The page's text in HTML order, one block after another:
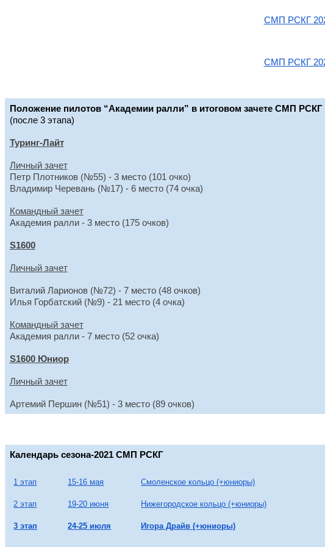
СМП РСКГ
СМП РСКГ
Положение пилотов “Академии ралли” в итоговом зачете СМП РСКГ
(после 3 этапа)
Туринг-Лайт
Личный зачет
Петр Плотников (№55) - 3 место (101 очко)
Владимир Черевань (№17) - 6 место (74 очка)
Командный зачет
Академия ралли - 3 место (175 очков)
S1600
Личный зачет
Виталий Ларионов (№72) - 7 место (48 очков)
Илья Горбатский (№9) - 21 место (4 очка)
Командный зачет
Академия ралли - 7 место (52 очка)
S1600 Юниор
Личный зачет
Артемий Першин (№51) - 3 место (89 очков)
Календарь сезона-2021 СМП РСКГ
1 этап 15-16 мая Смоленское кольцо (+юниоры)
2 этап 19-20 июня Нижегородское кольцо (+юниоры)
3 этап 24-25 июля Игора Драйв (+юниоры)